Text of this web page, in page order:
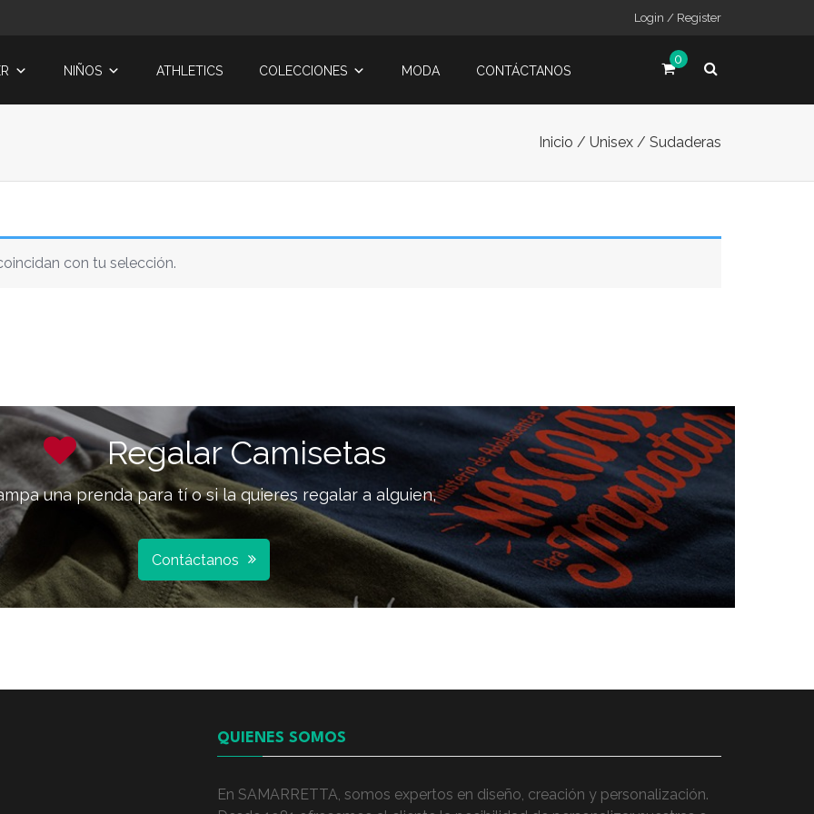
Login / Register
NIÑOS ATHLETICS COLECCIONES MODA CONTÁCTANOS
0
Inicio / Unisex/ Sudaderas
con tu selección.
Regalar Camisetas
una prenda para tí o si la quieres regalar a alguien,
Contáctanos
QUIENES SOMOS
En SAMARRETTA, somos expertos en diseño, creación y personalización.